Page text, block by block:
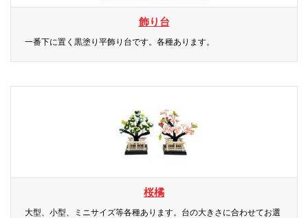
飾り台
一番下に置く黒塗り平飾り台です。各種あります。
桜橘
大型、小型、ミニサイズ等各種あります。台の大きさに合わせてお選